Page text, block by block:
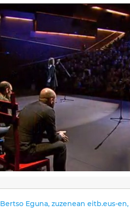
Bertso Eguna, zuzenean eitb.eus-en,